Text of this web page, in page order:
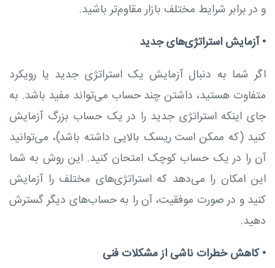
و در برابر شرایط مختلف بازار مقاوم‌تر باشید.
• آزمایش استراتژی‌های جدید
اگر شما به دنبال آزمایش یک استراتژی جدید یا رویکرد
متفاوت هستید، داشتن چند حساب می‌تواند مفید باشد. به
جای اینکه استراتژی جدید را در یک حساب بزرگ آزمایش
کنید (که ممکن است ریسک بالایی داشته باشد)، می‌توانید
آن را در یک حساب کوچک امتحان کنید. این روش به شما
این امکان را می‌دهد که استراتژی‌های مختلف را آزمایش
کنید و در صورت موفقیت، آن را به حساب‌های دیگر گسترش
دهید.
• کاهش خطرات ناشی از مشکلات فنی